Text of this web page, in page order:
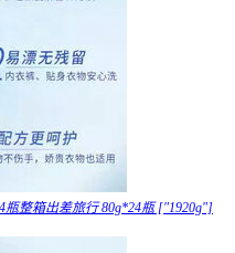
整箱出差旅行 80g*24瓶 ["1920g"]